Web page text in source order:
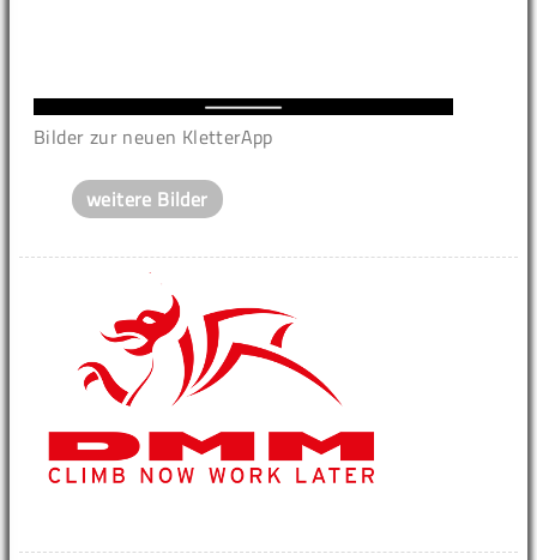
Bilder zur neuen KletterApp
weitere Bilder